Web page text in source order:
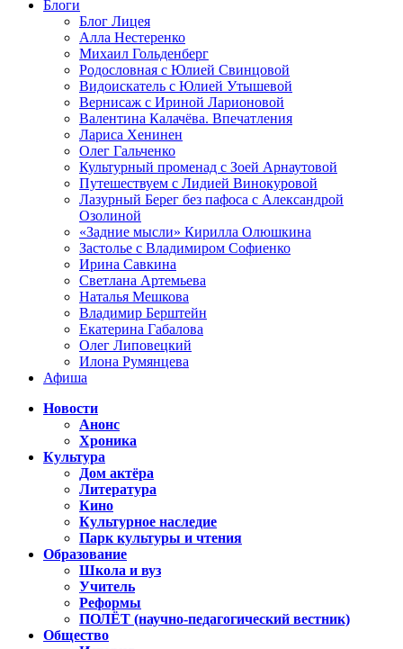
Блоги
Блог Лицея
Алла Нестеренко
Михаил Гольденберг
Родословная с Юлией Свинцовой
Видоискатель с Юлией Утышевой
Вернисаж с Ириной Ларионовой
Валентина Калачёва. Впечатления
Лариса Хенинен
Олег Гальченко
Культурный променад с Зоей Арнаутовой
Путешествуем с Лидией Винокуровой
Лазурный Берег без пафоса с Александрой
Озолиной
«Задние мысли» Кирилла Олюшкина
Застолье с Владимиром Софиенко
Ирина Савкина
Светлана Артемьева
Наталья Мешкова
Владимир Берштейн
Екатерина Габалова
Олег Липовецкий
Илона Румянцева
Афиша
Новости
Анонс
Хроника
Культура
Дом актёра
Литература
Кино
Культурное наследие
Парк культуры и чтения
Образование
Школа и вуз
Учитель
Реформы
ПОЛЁТ (научно-педагогический вестник)
Общество